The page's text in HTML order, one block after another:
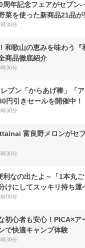
周年記念フェアがセブ
菜を使った新商品21品が
30分
和歌山の恵みを味わう『
商品徹底紹介
30分
ブン「からあげ棒」「
円引きセールを開催中！
30分
富良野メロンがセ
30分
利なの出たよ～「1本丸
けにしてスッキリ持ち運
00分
初心者も安心！PICA×ア
で快適キャンプ体験
30分